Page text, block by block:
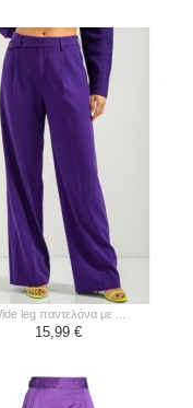
wide leg παντελόνα με ...
15,99 €